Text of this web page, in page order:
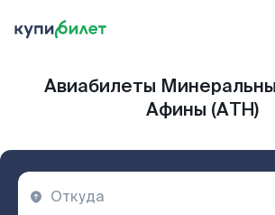
Авиабилеты
Афины (ATH)